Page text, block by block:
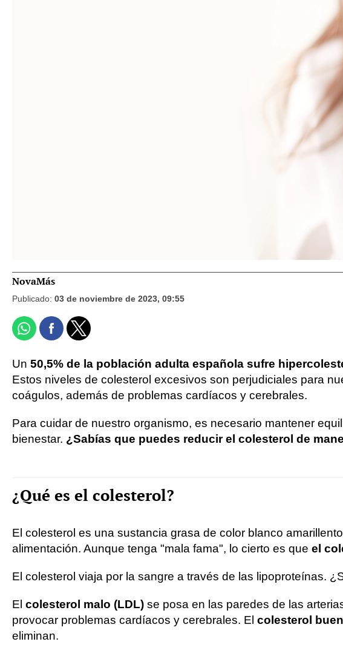
NovaMás
Publicado: 03 de noviembre de 2023, 09:55
Un 50,5% de la población adulta española sufre
Estos niveles de colesterol excesivos son perjudiciales para
coágulos, además de problemas cardíacos y cerebrales.
Para cuidar de nuestro organismo, es necesario mantener
bienestar. ¿Sabías que puedes reducir el colesterol de
¿Qué es el colesterol?
El colesterol es una sustancia grasa de color blanco
alimentación. Aunque tenga "mala fama", lo cierto es que el
El colesterol viaja por la sangre a través de las lipoproteínas.
El colesterol malo (LDL) se posa en las paredes de las
provocar problemas cardíacos y cerebrales. El colesterol
eliminan.